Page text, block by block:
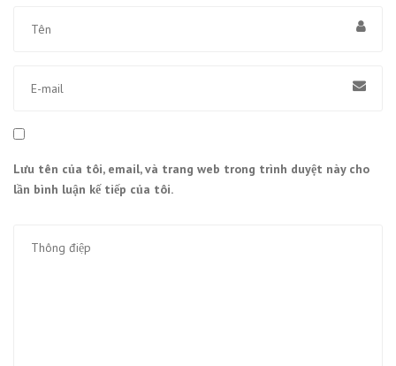
Lưu tên của tôi, email, và trang web trong trình duyệt này cho
lần bình luận kế tiếp của tôi.